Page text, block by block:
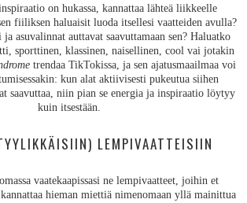
on hukassa, kannattaa lähteä liikkeelle
fiiliksen haluaisit luoda itsellesi vaatteiden avulla?
asuvalinnat auttavat saavuttamaan sen? Haluatko
sporttinen, klassinen, naisellinen, cool vai jotakin
trendaa TikTokissa, ja sen ajatusmaailmaa voi
kun alat aktiivisesti pukeutua siihen
saavuttaa, niin pian se energia ja inspiraatio löytyy
kuin itsestään.
LEMPIVAATTEISIIN
vaatekaapissasi ne lempivaatteet, joihin et
hieman miettiä nimenomaan yllä mainittua